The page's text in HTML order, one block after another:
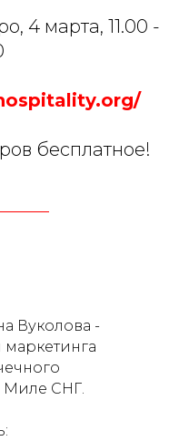
4 марта, 11.00 -
бесплатное!
Вуколова -
маркетинга
Миле СНГ.